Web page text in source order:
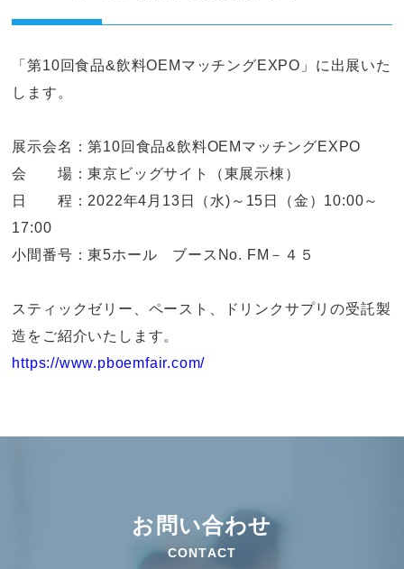
「第10回食品&飲料OEMマッチングEXPO」に出展いた
します。
展示会名：第10回食品&飲料OEMマッチングEXPO
会 場：東京ビッグサイト（東展示棟）
日 程：2022年4月13日（水)～15日（金）10:00～
17:00
小間番号：東5ホール ブースNo. FM－４５
スティックゼリー、ペースト、ドリンクサプリの受託製
造をご紹介いたします。
https://www.pboemfair.com/
お問い合わせ
CONTACT